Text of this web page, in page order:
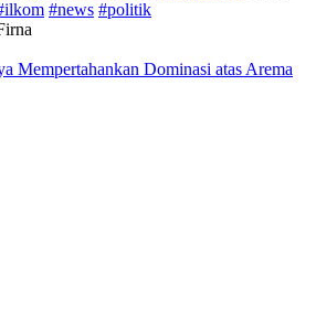
#news #politik
Mempertahankan Dominasi atas Arema